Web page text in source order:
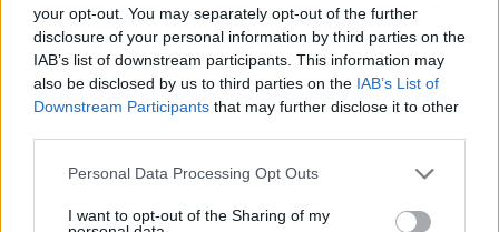
your opt-out. You may separately opt-out of the further
disclosure of your personal information by third parties on the
IAB’s list of downstream participants. This information may
also be disclosed by us to third parties on the IAB’s List of
Downstream Participants that may further disclose it to other
Personal Data Processing Opt Outs
I want to opt-out of the Sharing of my
Správa silnic Plzeňského
kraje pečuje také o čtyři
památné stromy a tři aleje
Jičíně s 1140 stromy by mohla
být kulturní památkou